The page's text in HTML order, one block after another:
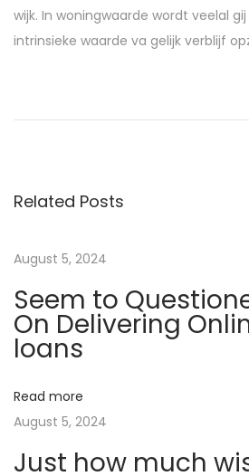
wijk. In woningwaarde wordt veelal
intrinsieke waarde va gelijk verblijf
s
n
a
i
o
s
o
s
u
e
a
a
n
r
e
Related Posts
August 5, 2024
Seem to
On Delivering
loans
Read more
August 5, 2024
Just how much